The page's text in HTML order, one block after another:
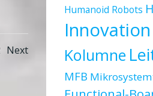
Posts
navigation
Next
Humanoid Robots
Innovation
Kolumne
MFB